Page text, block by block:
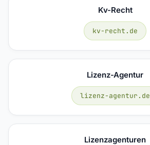
Kv-Recht
kv-recht.de
Lizenz-Agentur
lizenz-agentur.de
Lizenzagenturen